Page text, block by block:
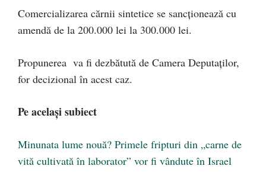
Comercializarea cărnii sintetice se sancţionează cu
amendă de la 200.000 lei la 300.000 lei.
Propunerea va fi dezbătută de Camera Deputaţilor,
for decizional în acest caz.
Pe același subiect
Minunata lume nouă? Primele fripturi din „carne de
vită cultivată în laborator” vor fi vândute în Israel